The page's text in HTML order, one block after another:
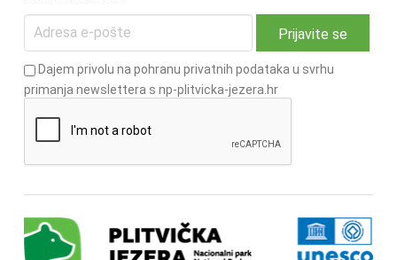
Dajem privolu na pohranu privatnih podataka u svrhu
primanja newslettera s np-plitvicka-jezera.hr